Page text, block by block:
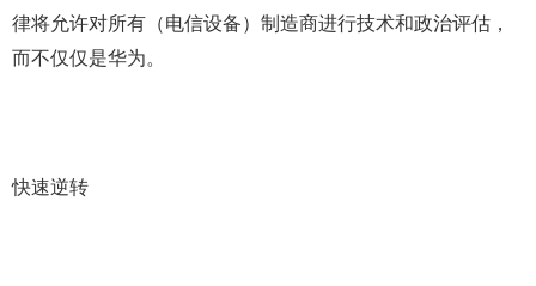
律将允许对所有（电信设备）制造商进行技术和政治评估，
而不仅仅是华为。
快速逆转